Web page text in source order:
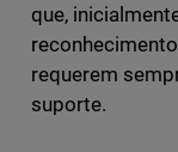
que,
requerem
suporte.